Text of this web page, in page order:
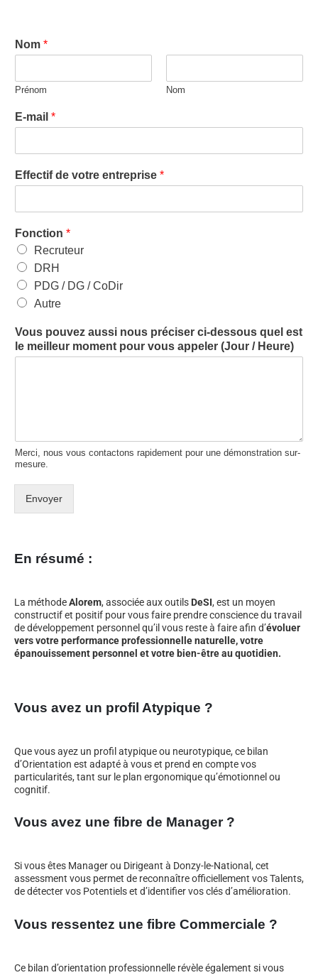
Nom *
Prénom Nom
E-mail *
Effectif de votre entreprise *
Fonction *
Recruteur
DRH
PDG / DG / CoDir
Autre
Vous pouvez aussi nous préciser ci-dessous quel est
le meilleur moment pour vous appeler (Jour / Heure)
Merci, nous vous contactons rapidement pour une démonstration sur-
mesure.
Envoyer
En résumé :
La méthodeAlorem, associée aux outils DeSI, est un moyen
constructif et positif pour vous faire prendre conscience du travail
de développement personnel qu’il vous reste à faire afin d’évoluer
vers votre performance professionnelle naturelle, votre
épanouissement personnel et votre bien-être au quotidien.
Vous avez un profil Atypique ?
Que vous ayez un profil atypique ou neurotypique, ce bilan
d’Orientation est adapté à vous et prend en compte vos
particularités, tant sur le plan ergonomique qu’émotionnel ou
cognitif.
Vous avez une fibre de Manager ?
Si vous êtes Manager ou Dirigeant à Donzy-le-National, cet
assessment vous permet de reconnaître officiellement vos Talents,
de détecter vos Potentiels et d’identifier vos clés d’amélioration.
Vous ressentez une fibre Commerciale ?
Ce bilan d’orientation professionnelle révèle également si vous